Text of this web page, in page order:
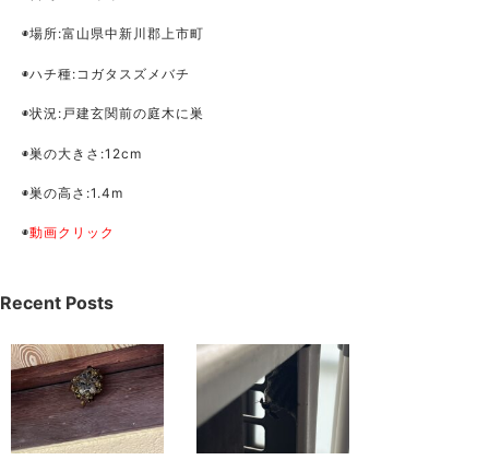
◉場所:富山県中新川郡上市町
◉ハチ種:コガタスズメバチ
◉状況:戸建玄関前の庭木に巣
◉巣の大きさ:12cm
◉巣の高さ:1.4m
◉動画クリック
Recent Posts